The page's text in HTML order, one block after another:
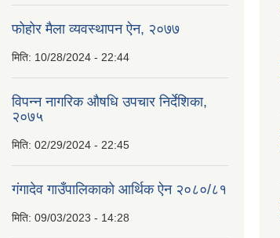
फोहोर मैला व्यवस्थापन ऐन, २०७७
मिति: 10/28/2024 - 22:44
विपन्न नागरिक औषधि उपचार निर्देशिका,
२०७५
मिति: 02/29/2024 - 22:45
गंगादेव गाउँपालिकाको आर्थिक ऐन २०८०/८१
मिति: 09/03/2023 - 14:28